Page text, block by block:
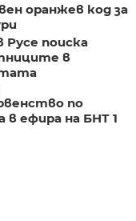
оранжев код за
поиска
в
по
ефира на БНТ 1